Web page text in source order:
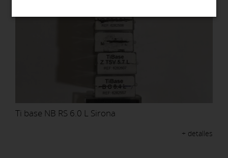
Ti base NB RS 6.0 L Sirona
+ detalles